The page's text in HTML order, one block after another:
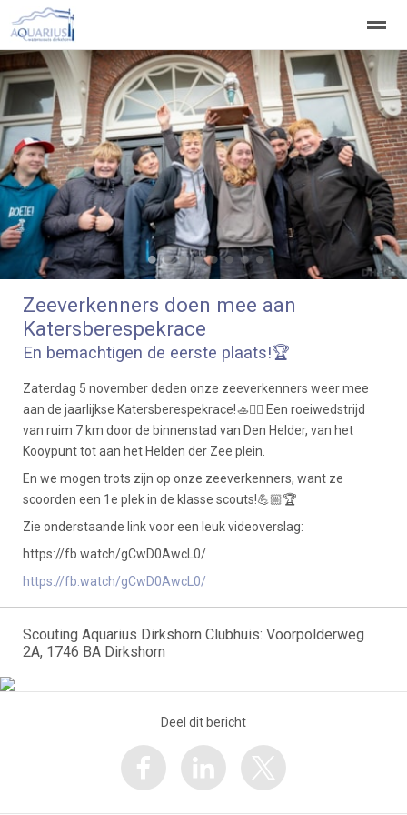
Welkom Welpen Zeeverkenners Wilde vaart
Home Zoeken Vacatures
● ● ● ● ● ● ● ●
Zeeverkenners doen mee aan
Katersberespekrace
En bemachtigen de eerste plaats!🏆
Zaterdag 5 november deden onze zeeverkenners weer mee
aan de jaarlijkse Katersberespekrace!🚣🚣‍♀ Een roeiwedstrijd
van ruim 7 km door de binnenstad van Den Helder, van het
Kooypunt tot aan het Helden der Zee plein.
En we mogen trots zijn op onze zeeverkenners, want ze
scoorden een 1e plek in de klasse scouts!💪🏼🏆
Zie onderstaande link voor een leuk videoverslag:
https://fb.watch/gCwD0AwcL0/
https://fb.watch/gCwD0AwcL0/
Scouting Aquarius Dirkshorn Clubhuis: Voorpolderweg
2A, 1746 BA Dirkshorn
Deel dit bericht